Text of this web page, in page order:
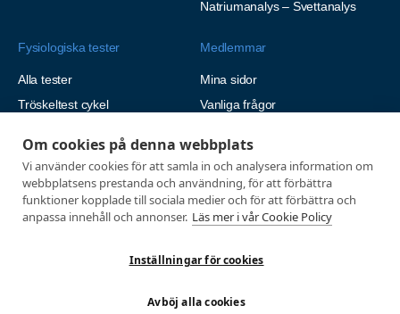
Om cookies på denna webbplats
Vi använder cookies för att samla in och analysera information om
webbplatsens prestanda och användning, för att förbättra
funktioner kopplade till sociala medier och för att förbättra och
anpassa innehåll och annonser. Läs mer i vår Cookie Policy
Inställningar för cookies
Avböj alla cookies
Natriumanalys – Svettanalys
Fysiologiska tester
Alla tester
Tröskeltest cykel
Tröskeltest skidor
Tröskeltest triathlon (cykel +
löpning)
Tröskeltest + VO2max
Medlemmar
Mina sidor
Vanliga frågor
© 2026
Integritetspolicy